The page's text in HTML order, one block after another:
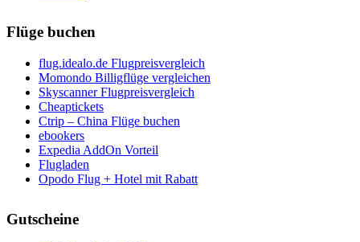
Flüge buchen
flug.idealo.de Flugpreisvergleich
Momondo Billigflüge vergleichen
Skyscanner Flugpreisvergleich
Cheaptickets
Ctrip – China Flüge buchen
ebookers
Expedia AddOn Vorteil
Flugladen
Opodo Flug + Hotel mit Rabatt
Gutscheine